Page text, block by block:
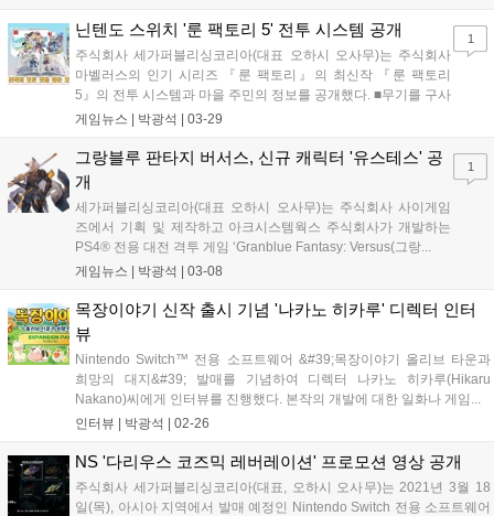
닌텐도 스위치 '룬 팩토리 5' 전투 시스템 공개
주식회사 세가퍼블리싱코리아(대표 오하시 오사무)는 주식회사
마벨러스의 인기 시리즈 『룬 팩토리』의 최신작 『룬 팩토리
5』의 전투 시스템과 마을 주민의 정보를 공개했다. ■무기를 구사
하...
게임뉴스 | 박광석 | 03-29
1
그랑블루 판타지 버서스, 신규 캐릭터 '유스테스' 공
개
세가퍼블리싱코리아(대표 오하시 오사무)는 주식회사 사이게임
즈에서 기획 및 제작하고 아크시스템웍스 주식회사가 개발하는
PS4® 전용 대전 격투 게임 ‘Granblue Fantasy: Versus(그랑...
게임뉴스 | 박광석 | 03-08
1
목장이야기 신작 출시 기념 '나카노 히카루' 디렉터 인터
뷰
Nintendo Switch™ 전용 소프트웨어 &#39;목장이야기 올리브 타운과
희망의 대지&#39; 발매를 기념하여 디렉터 나카노 히카루(Hikaru
Nakano)씨에게 인터뷰를 진행했다. 본작의 개발에 대한 일화나 게임...
인터뷰 | 박광석 | 02-26
NS '다리우스 코즈믹 레버레이션' 프로모션 영상 공개
주식회사 세가퍼블리싱코리아(대표, 오하시 오사무)는 2021년 3월 18
일(목), 아시아 지역에서 발매 예정인 Nintendo Switch 전용 소프트웨어